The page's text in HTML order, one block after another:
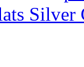
Silver